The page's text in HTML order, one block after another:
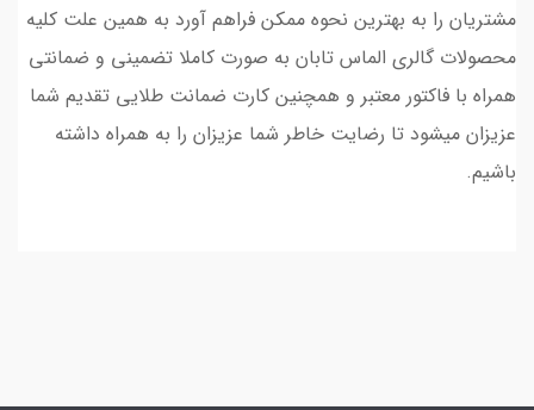
مشتریان را به بهترین نحوه ممکن فراهم آورد به همین علت کلیه
محصولات گالری الماس تابان به صورت کاملا تضمینی و ضمانتی
همراه با فاکتور معتبر و همچنین کارت ضمانت طلایی تقدیم شما
عزیزان میشود تا رضایت خاطر شما عزیزان را به همراه داشته
باشیم.